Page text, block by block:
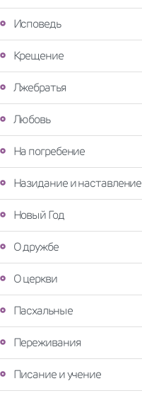
Исповедь
Крещение
Лжебратья
Любовь
На погребение
Назидание и наставление
Новый Год
О дружбе
О церкви
Пасхальные
Переживания
Писание и учение